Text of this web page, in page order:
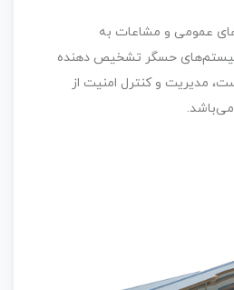
عمومی و مشاعات به
حسگر تشخیص دهنده
مدیریت و کنترل امنیت از